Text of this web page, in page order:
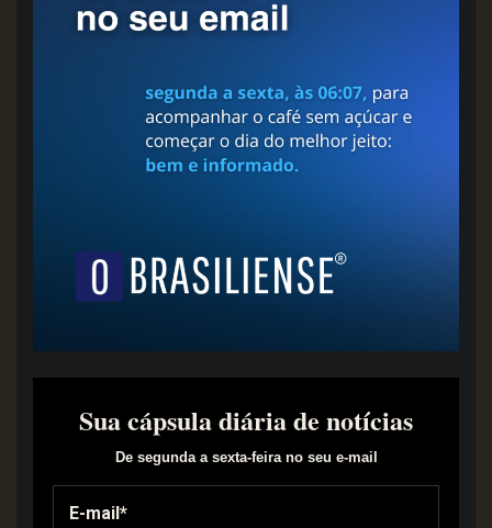
Sua cápsula diária de notícias
De segunda a sexta-feira no seu e-mail